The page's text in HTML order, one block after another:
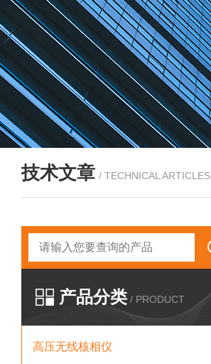
技术文章 / TECHNICAL ARTICLES
产品分类 / PRODUCT
高压无线核相仪